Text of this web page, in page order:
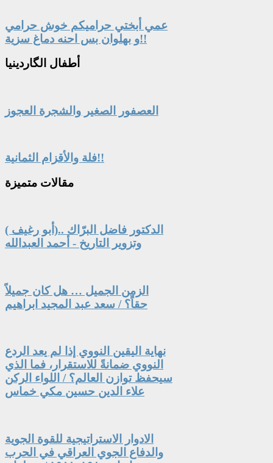
عمي أبختي حراميكم خوش حرامي
و بهلوان بس احنه دماغ سزية!!
أطفال الگاردينيا
العصفور الصغير والشجرة العجوز
فلة والأقزام الثمانية!!
مقالات متميزة
الدكتور فاضل البرّاك ..(أبو رغيف )
وتزوير التاريخ - أحمد العبدالله
الزمن الجميل … هل كان جميلاً
حقاً؟ / سعد عبد المجيد ابراهيم
نهاية اليقين النووي إذا لم يعد الردع
النووي ضمانةً للاستقرار، فما الذي
سيحفظ توازن العالم؟ / اللواء الركن
علاء الدين حسين مكي خماس
الادوار الاستراتيجية للقوة الجوية
والدفاع الجوي العراقي في الحرب